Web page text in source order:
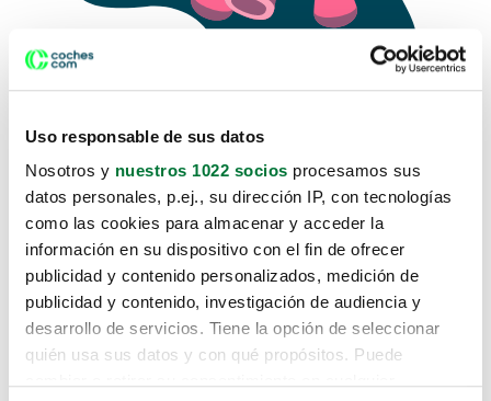
Uso responsable de sus datos
Nosotros y nuestros 1022 socios procesamos sus
datos personales, p.ej., su dirección IP, con tecnologías
como las cookies para almacenar y acceder la
información en su dispositivo con el fin de ofrecer
publicidad y contenido personalizados, medición de
publicidad y contenido, investigación de audiencia y
desarrollo de servicios. Tiene la opción de seleccionar
quién usa sus datos y con qué propósitos. Puede
Lo sentimos, no sabemos como
te hemos traido hasta aquí.
Pero puedes encontrar el coche que estás
buscando en alguno de estos enlaces: